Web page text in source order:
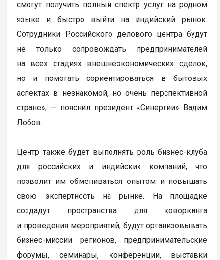
смогут получить полный спектр услуг на родном
языке и быстро выйти на индийский рынок.
Сотрудники Российского делового центра будут
не только сопровождать предпринимателей
на всех стадиях внешнеэкономических сделок,
но и помогать сориентироваться в бытовых
аспектах в незнакомой, но очень перспективной
стране», — пояснил президент «Синергии» Вадим
Лобов.
Центр также будет выполнять роль бизнес-клуба
для российских и индийских компаний, что
позволит им обмениваться опытом и повышать
свою экспертность на рынке. На площадке
создадут пространства для коворкинга
и проведения мероприятий, будут организовывать
бизнес-миссии регионов, предпринимательские
форумы, семинары, конференции, выставки